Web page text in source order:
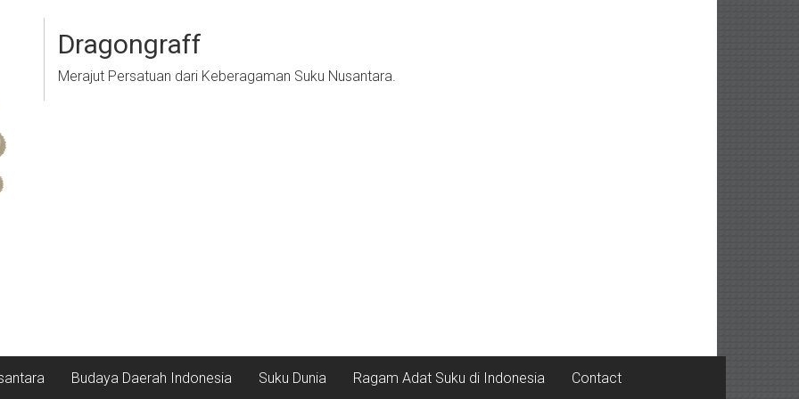
Dragongraff
Merajut Persatuan dari Keberagaman Suku Nusantara.
Budaya Daerah Indonesia Suku Dunia Ragam Adat Suku di Indonesia Contact